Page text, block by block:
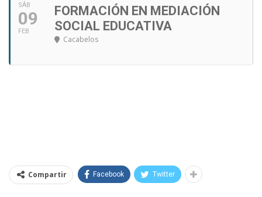
SÁB
09
FEB
FORMACIÓN EN MEDIACIÓN
SOCIAL EDUCATIVA
Cacabelos
Compartir Facebook Twitter